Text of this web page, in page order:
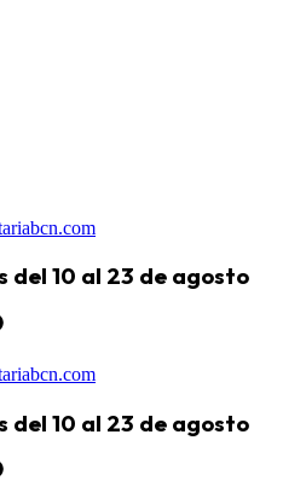
del 10 al 23 de agosto
del 10 al 23 de agosto